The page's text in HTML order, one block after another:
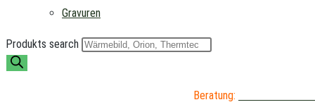
Gravuren
Produkts search
Beratung: